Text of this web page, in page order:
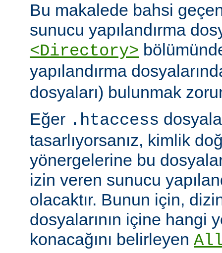
Bu makalede bahsi
sunucu yapılandırma
<Directory>
yapılandırma
dosyaları) bulunmak
Eğer .htaccess
tasarlıyorsanız, kimlik
yönergelerine bu
izin veren sunucu
olacaktır. Bunun için,
dosyalarının içine hangi
konacağını belirleyen